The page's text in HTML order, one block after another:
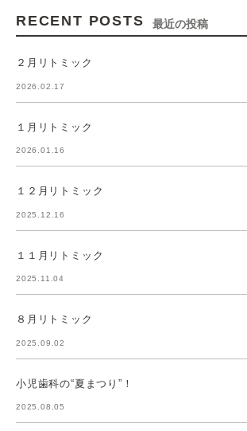
RECENT POSTS 最近の投稿
２月リトミック
2026.02.17
１月リトミック
2026.01.16
１２月リトミック
2025.12.16
１１月リトミック
2025.11.04
８月リトミック
2025.09.02
小児歯科の“夏まつり”！
2025.08.05